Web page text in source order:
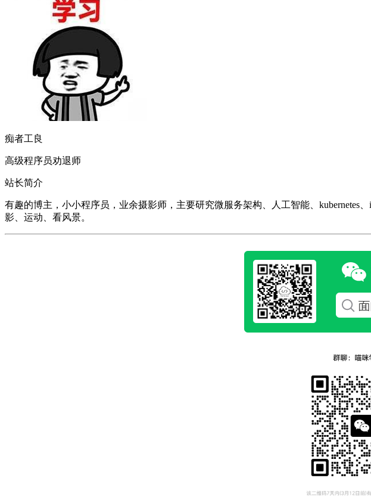
痴者工良
高级程序员劝退师
站长简介
有趣的博主，小小程序员，业余摄影师，主要研究微服务架构、人工智能、kubernetes
影、运动、看风景。